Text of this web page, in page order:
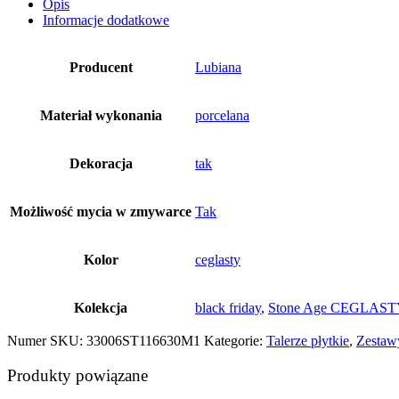
Opis
Informacje dodatkowe
Producent Lubiana
Materiał wykonania porcelana
Dekoracja tak
Możliwość mycia w zmywarce Tak
Kolor ceglasty
Kolekcja black friday, Stone Age
Numer SKU: 33006ST116630M1 Kategorie: Talerze płytkie,
Produkty powiązane